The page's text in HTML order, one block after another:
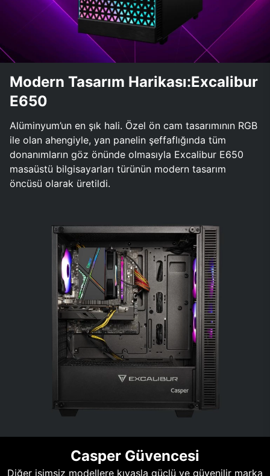
Modern Tasarım Harikası:Excalibur
E650
Alüminyum’un en şık hali. Özel ön cam tasarımının RGB
ile olan ahengiyle, yan panelin şeffaflığında tüm
donanımların göz önünde olmasıyla Excalibur E650
masaüstü bilgisayarları türünün modern tasarım
öncüsü olarak üretildi.
Casper Güvencesi
Diğer isimsiz modellere kıyasla güçlü ve güvenilir marka